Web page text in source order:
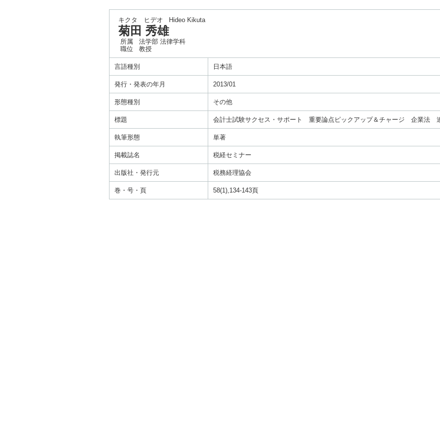
キクタ ヒデオ Hideo Kikuta
菊田 秀雄
所属
法学部 法律学科
職位
教授
言語種別 日本語
発行・発表の年月 2013/01
形態種別 その他
標題 会計士試験サクセス・サポート 重要論点ピックアップ＆チャージ 企業法
執筆形態 単著
掲載誌名 税経セミナー
出版社・発行元 税務経理協会
巻・号・頁 58(1),134-143頁